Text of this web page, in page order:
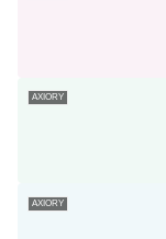
AXIORY
AXIORY